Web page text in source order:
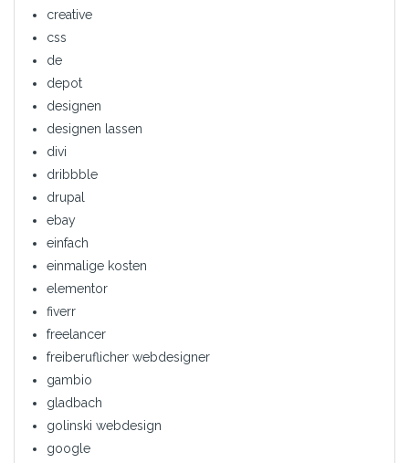
creative
css
de
depot
designen
designen lassen
divi
dribbble
drupal
ebay
einfach
einmalige kosten
elementor
fiverr
freelancer
freiberuflicher webdesigner
gambio
gladbach
golinski webdesign
google